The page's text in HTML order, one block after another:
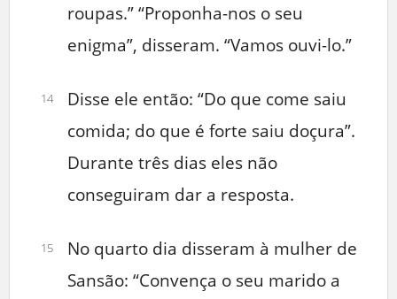
roupas.” “Proponha-nos o seu
enigma”, disseram. “Vamos ouvi-lo.”
14
Disse ele então: “Do que come saiu
comida; do que é forte saiu doçura”.
Durante três dias eles não
conseguiram dar a resposta.
15
No quarto dia disseram à mulher de
Sansão: “Convença o seu marido a